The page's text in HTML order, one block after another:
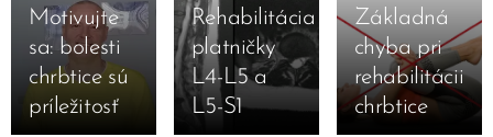
Motivujte
sa: bolesti
chrbtice sú
príležitosť
Rehabilitácia
platničky
L4-L5 a
L5-S1
Základná
chyba pri
rehabilitácii
chrbtice
19.11.2023
Neutrálna